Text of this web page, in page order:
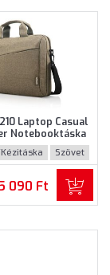
Laptop Casual
Notebooktáska
- Maximum
notebookokhoz
színben
Szövet
090 Ft